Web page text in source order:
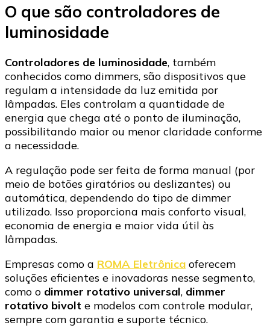
O que são controladores de
luminosidade
Controladores de luminosidade, também
conhecidos como dimmers, são dispositivos que
regulam a intensidade da luz emitida por
lâmpadas. Eles controlam a quantidade de
energia que chega até o ponto de iluminação,
possibilitando maior ou menor claridade conforme
a necessidade.
A regulação pode ser feita de forma manual (por
meio de botões giratórios ou deslizantes) ou
automática, dependendo do tipo de dimmer
utilizado. Isso proporciona mais conforto visual,
economia de energia e maior vida útil às
lâmpadas.
Empresas como a ROMA Eletrônica oferecem
soluções eficientes e inovadoras nesse segmento,
como o dimmer rotativo universal, dimmer
rotativo bivolt e modelos com controle modular,
sempre com garantia e suporte técnico.